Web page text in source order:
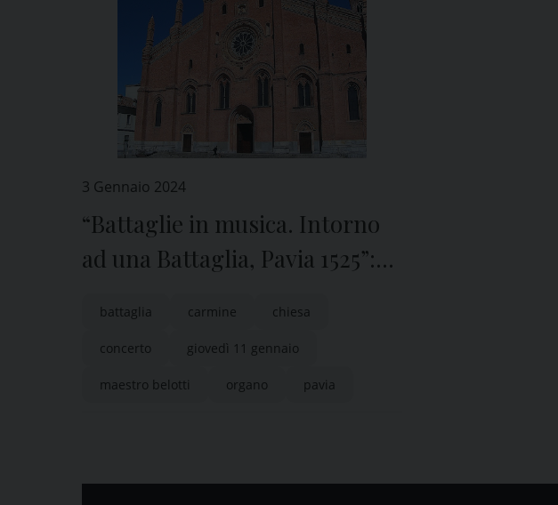
3 Gennaio 2024
“Battaglie in musica. Intorno
ad una Battaglia, Pavia 1525”:
nella chiesa di S.Maria del
Carmine
battaglia carmine chiesa
concerto giovedì 11 gennaio
maestro belotti organo pavia